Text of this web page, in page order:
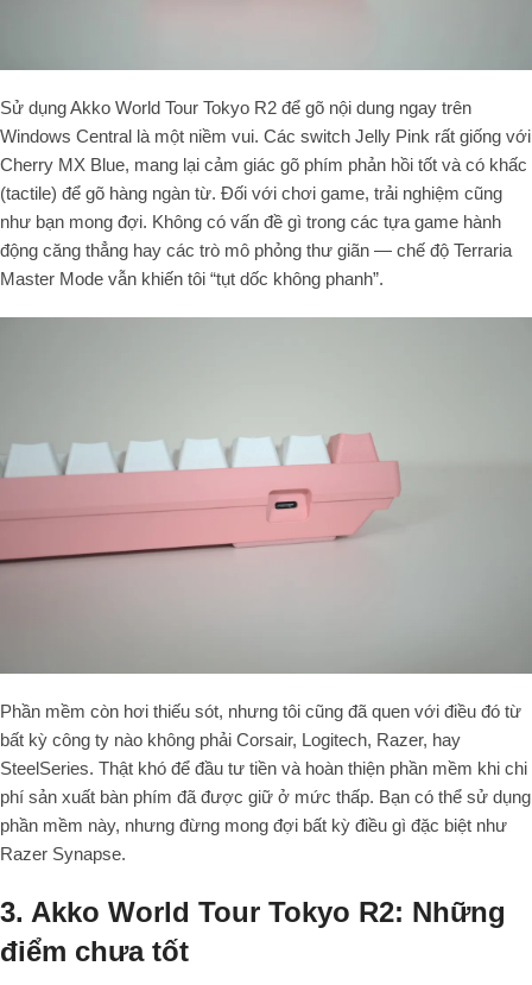
Sử dụng Akko World Tour Tokyo R2 để gõ nội dung ngay trên
Windows Central là một niềm vui. Các switch Jelly Pink rất giống với
Cherry MX Blue, mang lại cảm giác gõ phím phản hồi tốt và có khấc
(tactile) để gõ hàng ngàn từ. Đối với chơi game, trải nghiệm cũng
như bạn mong đợi. Không có vấn đề gì trong các tựa game hành
động căng thẳng hay các trò mô phỏng thư giãn — chế độ Terraria
Master Mode vẫn khiến tôi “tụt dốc không phanh”.
Phần mềm còn hơi thiếu sót, nhưng tôi cũng đã quen với điều đó từ
bất kỳ công ty nào không phải Corsair, Logitech, Razer, hay
SteelSeries. Thật khó để đầu tư tiền và hoàn thiện phần mềm khi chi
phí sản xuất bàn phím đã được giữ ở mức thấp. Bạn có thể sử dụng
phần mềm này, nhưng đừng mong đợi bất kỳ điều gì đặc biệt như
Razer Synapse.
3. Akko World Tour Tokyo R2: Những
điểm chưa tốt